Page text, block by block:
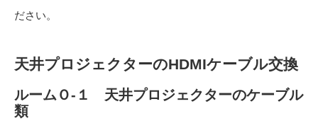
ださい。
天井プロジェクターのHDMIケーブル交換
ルームＯ-１ 天井プロジェクターのケーブル
類